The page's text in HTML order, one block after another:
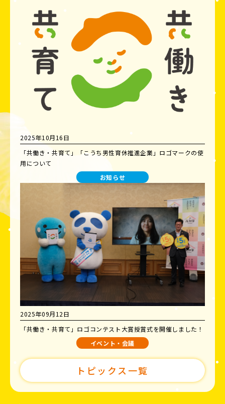
2025年10月16日
「共働き・共育て」「こうち男性育休推進企業」ロゴマークの使
用について
お知らせ
2025年09月12日
「共働き・共育て」ロゴコンテスト大賞授賞式を開催しました！
イベント・会議
トピックス一覧